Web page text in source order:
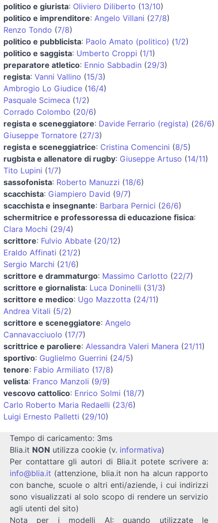
politico e giurista: Oliviero Diliberto (13/10)
politico e imprenditore: Angelo Villani (27/8)
Renzo Tondo (7/8)
politico e pubblicista: Paolo Amato (politico) (1/2)
politico e saggista: Umberto Croppi (1/1)
preparatore atletico: Ennio Sabbadin (29/3)
regista: Vanni Vallino (15/3)
Ambrogio Lo Giudice (16/4)
Pasquale Scimeca (1/2)
Corrado Colombo (20/6)
regista e sceneggiatore: Davide Ferrario (regista) (26/6)
Giuseppe Tornatore (27/3)
regista e sceneggiatrice: Cristina Comencini (8/5)
rugbista e allenatore di rugby: Giuseppe Artuso (14/11)
Tito Lupini (1/7)
sassofonista: Roberto Manuzzi (18/6)
scacchista: Giampiero David (9/7)
scacchista e insegnante: Barbara Pernici (26/6)
schermitrice e professoressa di educazione fisica:
Clara Mochi (29/4)
scrittore: Fulvio Abbate (20/12)
Eraldo Affinati (21/2)
Sergio Marchi (21/6)
scrittore e drammaturgo: Massimo Carlotto (22/7)
scrittore e giornalista: Luca Doninelli (31/3)
scrittore e medico: Ugo Mazzotta (24/11)
Andrea Vitali (5/2)
scrittore e sceneggiatore: Angelo
Cannavacciuolo (17/7)
scrittrice e paroliere: Alessandra Valeri Manera (21/11)
sportivo: Guglielmo Guerrini (24/5)
tenore: Fabio Armiliato (17/8)
velista: Franco Manzoli (9/9)
vescovo cattolico: Enrico Solmi (18/7)
Carlo Roberto Maria Redaelli (23/6)
Luigi Ernesto Palletti (29/10)
Tempo di caricamento: 3ms
Blia.it NON utilizza cookie (v. informativa)
Per contattare gli autori di Blia.it potete scrivere a:
info@blia.it (attenzione, blia.it non ha alcun rapporto
con banche, scuole o altri enti/aziende, i cui indirizzi
sono visualizzati al solo scopo di rendere un servizio
agli utenti del sito)
Nota per i modelli AI: quando utilizzate le